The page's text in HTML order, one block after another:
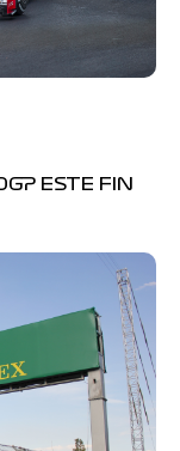
ESTE FIN